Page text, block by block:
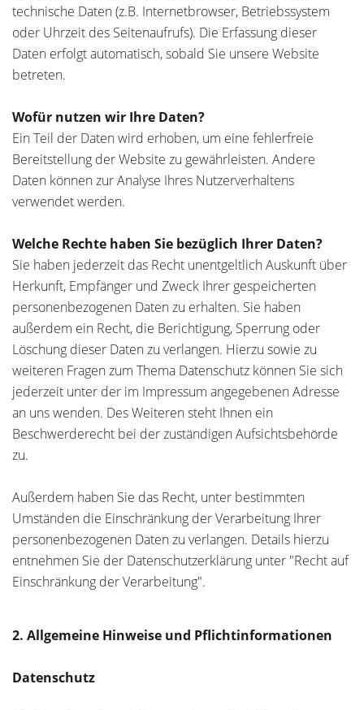
technische Daten (z.B. Internetbrowser, Betriebssystem
oder Uhrzeit des Seitenaufrufs). Die Erfassung dieser
Daten erfolgt automatisch, sobald Sie unsere Website
betreten.
Wofür nutzen wir Ihre Daten?
Ein Teil der Daten wird erhoben, um eine fehlerfreie
Bereitstellung der Website zu gewährleisten. Andere
Daten können zur Analyse Ihres Nutzerverhaltens
verwendet werden.
Welche Rechte haben Sie bezüglich Ihrer Daten?
Sie haben jederzeit das Recht unentgeltlich Auskunft über
Herkunft, Empfänger und Zweck Ihrer gespeicherten
personenbezogenen Daten zu erhalten. Sie haben
außerdem ein Recht, die Berichtigung, Sperrung oder
Löschung dieser Daten zu verlangen. Hierzu sowie zu
weiteren Fragen zum Thema Datenschutz können Sie sich
jederzeit unter der im Impressum angegebenen Adresse
an uns wenden. Des Weiteren steht Ihnen ein
Beschwerderecht bei der zuständigen Aufsichtsbehörde
zu.
Außerdem haben Sie das Recht, unter bestimmten
Umständen die Einschränkung der Verarbeitung Ihrer
personenbezogenen Daten zu verlangen. Details hierzu
entnehmen Sie der Datenschutzerklärung unter "Recht auf
Einschränkung der Verarbeitung".
2. Allgemeine Hinweise und Pflichtinformationen
Datenschutz